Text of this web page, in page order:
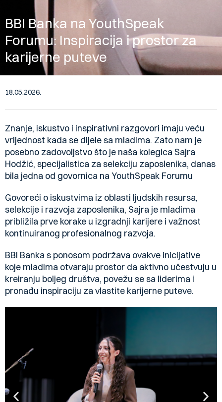
BBI Banka na YouthSpeak
Forumu: Inspiracija i prostor za
karijerne puteve
18.05.2026.
Znanje, iskustvo i inspirativni razgovori imaju veću
vrijednost kada se dijele sa mladima. Zato nam je
posebno zadovoljstvo što je naša kolegica Sajra
Hodžić, specijalistica za selekciju zaposlenika, danas
bila jedna od govornica na YouthSpeak Forumu
Govoreći o iskustvima iz oblasti ljudskih resursa,
selekcije i razvoja zaposlenika, Sajra je mladima
približila prve korake u izgradnji karijere i važnost
kontinuiranog profesionalnog razvoja.
BBI Banka s ponosom podržava ovakve inicijative
koje mladima otvaraju prostor da aktivno učestvuju u
kreiranju boljeg društva, povežu se sa liderima i
pronađu inspiraciju za vlastite karijerne puteve.